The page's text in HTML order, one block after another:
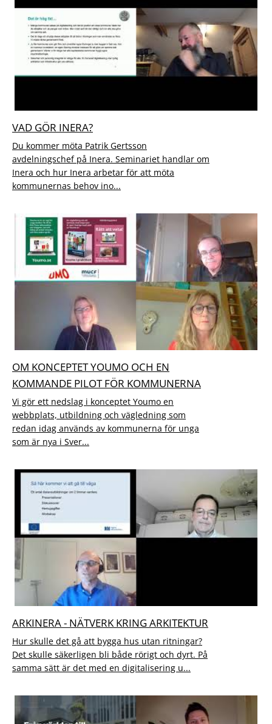
VAD GÖR INERA?
Du kommer möta Patrik Gertsson
avdelningschef på Inera. Seminariet handlar om
Inera och hur Inera arbetar för att möta
kommunernas behov ino...
OM KONCEPTET YOUMO OCH EN
KOMMANDE PILOT FÖR KOMMUNERNA
Vi gör ett nedslag i konceptet Youmo en
webbplats, utbildning och vägledning som
redan idag används av kommunerna för unga
som är nya i Sver...
ARKINERA - NÄTVERK KRING ARKITEKTUR
Hur skulle det gå att bygga hus utan ritningar?
Det skulle säkerligen bli både rörigt och dyrt. På
samma sätt är det med en digitalisering u...